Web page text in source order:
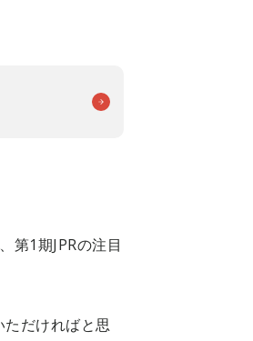
第1期JPRの注目
だければと思